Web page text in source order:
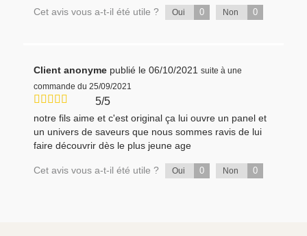
Cet avis vous a-t-il été utile ? Oui 0 Non 0
Client anonyme publié le 06/10/2021 suite à une
commande du 25/09/2021
5/5
notre fils aime et c'est original ça lui ouvre un panel et
un univers de saveurs que nous sommes ravis de lui
faire découvrir dès le plus jeune age
Cet avis vous a-t-il été utile ? Oui 0 Non 0